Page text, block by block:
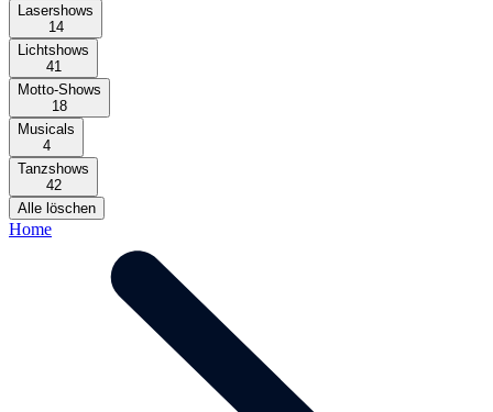
Lasershows
14
Lichtshows
41
Motto-Shows
18
Musicals
4
Tanzshows
42
Alle löschen
Home